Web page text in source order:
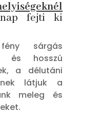
fejti ki
sárgás
és hosszú
a délutáni
látjuk a
meleg és